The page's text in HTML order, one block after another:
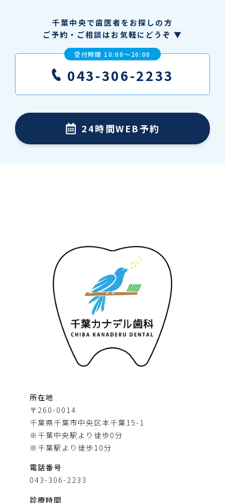
千葉中央で歯医者をお探しの方
ご予約・ご相談はお気軽にどうぞ ▼
受付時間 10:00〜20:00
043-306-2233
24時間WEB予約
所在地
〒260-0014
千葉県千葉市中央区本千葉15-1
※千葉中央駅より徒歩0分
※千葉駅より徒歩10分
電話番号
043-306-2233
診療時間